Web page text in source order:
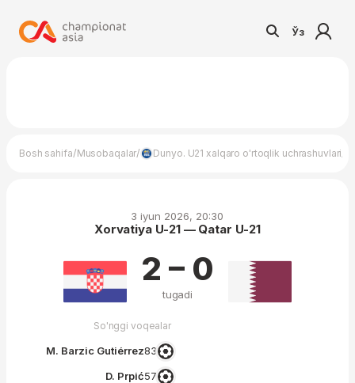
Ўз
Bosh sahifa/Musobaqalar/ Dunyo. U21 xalqaro o'rtoqlik uchrashuvlari
3 iyun 2026, 20:30
Xorvatiya U-21 — Qatar U-21
So'nggi voqealar
M. Barzic Gutiérrez83′
D. Prpić57′
2 – 0
tugadi